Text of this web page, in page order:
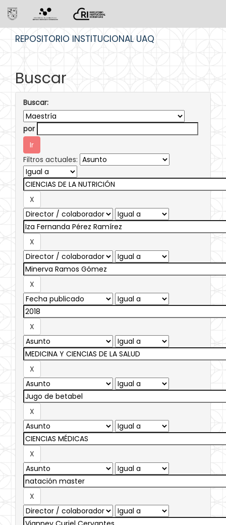
REPOSITORIO INSTITUCIONAL UAQ
Buscar
Buscar:
por
Filtros actuales: